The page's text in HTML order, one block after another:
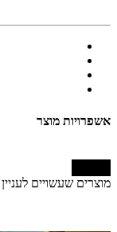
אשפרויות מוצר
מוצרים שעשויים